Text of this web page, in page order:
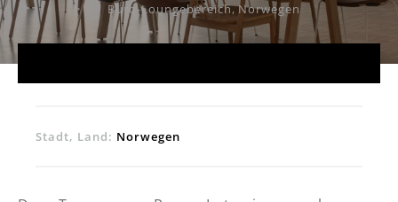
Büro-Loungebereich, Norwegen
Stadt, Land: Norwegen